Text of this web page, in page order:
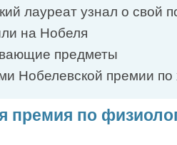
лауреат узнал о свой
на Нобеля
предметы
Нобелевской премии
премия по